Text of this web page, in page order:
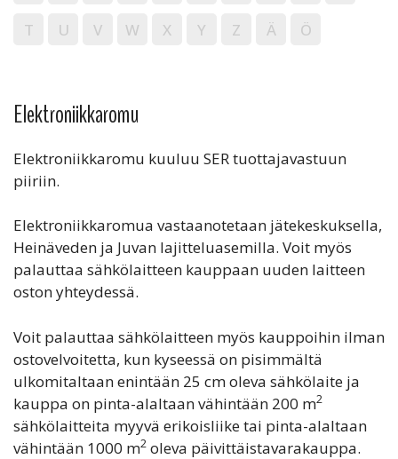
T U V W X Y Z Ä Ö
Elektroniikkaromu
Elektroniikkaromu kuuluu SER tuottajavastuun
piiriin.
Elektroniikkaromua vastaanotetaan jätekeskuksella,
Heinäveden ja Juvan lajitteluasemilla. Voit myös
palauttaa sähkölaitteen kauppaan uuden laitteen
oston yhteydessä.
Voit palauttaa sähkölaitteen myös kauppoihin ilman
ostovelvoitetta, kun kyseessä on pisimmältä
ulkomitaltaan enintään 25 cm oleva sähkölaite ja
kauppa on pinta-alaltaan vähintään 200 m2
sähkölaitteita myyvä erikoisliike tai pinta-alaltaan
vähintään 1000 m2 oleva päivittäistavarakauppa.